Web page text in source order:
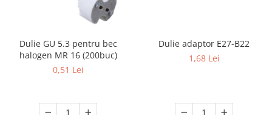
Multimetru Digital
Prize
Starter/Droser
Întrerupătoare/Comutatoare
Dulie GU 5.3 pentru bec
halogen MR 16 (200buc)
0,51 Lei
Dulie adaptor E27-B22
1,68 Lei